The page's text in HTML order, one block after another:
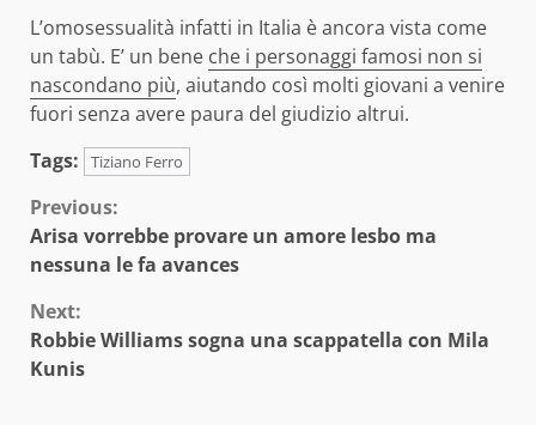
L’omosessualità infatti in Italia è ancora vista come
un tabù. E’ un bene che i personaggi famosi non si
nascondano più, aiutando così molti giovani a venire
fuori senza avere paura del giudizio altrui.
Tags:
Tiziano Ferro
Continue
Reading
Previous:
Arisa vorrebbe provare un amore lesbo ma
nessuna le fa avances
Next:
Robbie Williams sogna una scappatella con Mila
Kunis